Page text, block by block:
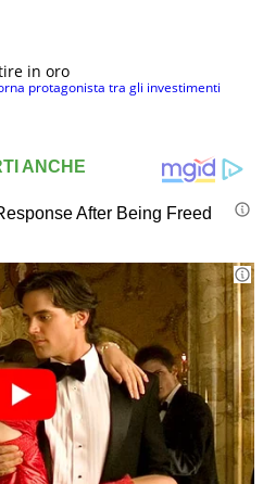
in oro
protagonista tra gli investimenti